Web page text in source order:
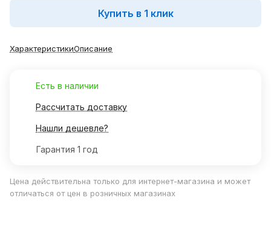
Купить в 1 клик
ХарактеристикиОписание
Есть в наличии
Рассчитать доставку
Нашли дешевле?
Гарантия 1 год
Цена действительна только для интернет-магазина и может
отличаться от цен в розничных магазинах